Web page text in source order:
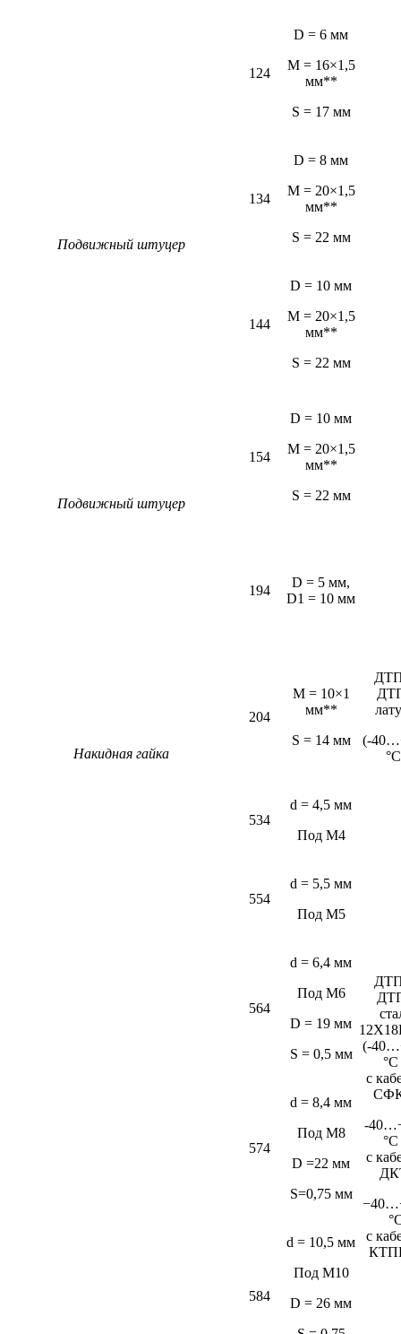
Подвижный штуцер
124
D = 6 мм
M = 16×1,5
мм**
S = 17 мм
134
D = 8 мм
M = 20×1,5
мм**
S = 22 мм
144
D = 10 мм
M = 20×1,5
мм**
S = 22 мм
Подвижный штуцер
154
D = 10 мм
M = 20×1,5
мм**
S = 22 мм
194
D = 5 мм,
D1 = 10 мм
Накидная гайка
204
M = 10×1
мм**
S = 14 мм
(-
534
d = 4,5 мм
Под М4
(-
°C
c
-
°C
c
c
554
d = 5,5 мм
Под М5
564
d = 6,4 мм
Под М6
D = 19 мм
S = 0,5 мм
574
d = 8,4 мм
Под М8
D =22 мм
S=0,75 мм
584
d = 10,5 мм
Под М10
D = 26 мм